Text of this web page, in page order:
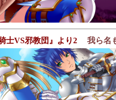
士VS邪教団』より2 我ら名